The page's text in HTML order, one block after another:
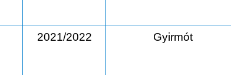
2021/2022 Gyirmót